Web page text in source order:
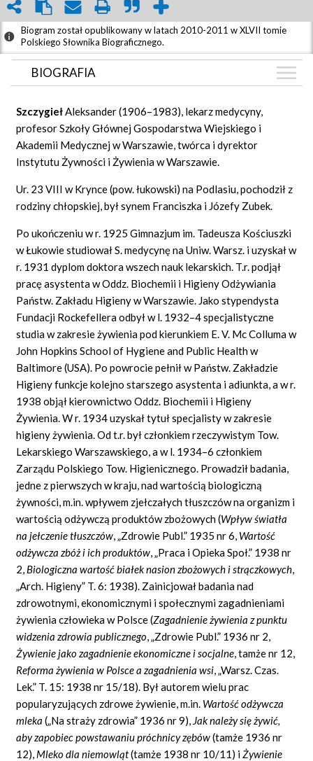
Biogram został opublikowany w latach 2010-2011 w XLVII tomie
Polskiego Słownika Biograficznego.
BIOGRAFIA
AUDIO (2)
GRAF POWIĄZAŃ
Mapa
SzczygiełAleksander (1906–1983), lekarz medycyny,
profesor Szkoły Głównej Gospodarstwa Wiejskiego i
Akademii Medycznej w Warszawie, twórca i dyrektor
Instytutu Żywności i Żywienia w Warszawie.
Ur. 23 VIII w Krynce (pow. łukowski) na Podlasiu, pochodził z
rodziny chłopskiej, był synem Franciszka i Józefy Zubek.
Po ukończeniu w r. 1925 Gimnazjum im. Tadeusza Kościuszki
w Łukowie studiował S. medycynę na Uniw. Warsz. i uzyskał w
r. 1931 dyplom doktora wszech nauk lekarskich. T.r. podjął
pracę asystenta w Oddz. Biochemii i Higieny Odżywiania
Państw. Zakładu Higieny w Warszawie. Jako stypendysta
Fundacji Rockefellera odbył w l. 1932–4 specjalistyczne
studia w zakresie żywienia pod kierunkiem E. V. Mc Colluma w
John Hopkins School of Hygiene and Public Health w
Baltimore (USA). Po powrocie pełnił w Państw. Zakładzie
Higieny funkcje kolejno starszego asystenta i adiunkta, a w r.
1938 objął kierownictwo Oddz. Biochemii i Higieny
Żywienia. W r. 1934 uzyskał tytuł specjalisty w zakresie
higieny żywienia. Od t.r. był członkiem rzeczywistym Tow.
Lekarskiego Warszawskiego, a w l. 1934–6 członkiem
Zarządu Polskiego Tow. Higienicznego. Prowadził badania,
jedne z pierwszych w kraju, nad wartością biologiczną
żywności, m.in. wpływem zjełczałych tłuszczów na organizm i
wartością odżywczą produktów zbożowych (Wpływ światła
na jełczenie tłuszczów, „Zdrowie Publ.” 1935 nr 6, Wartość
odżywcza zbóż i ich produktów, „Praca i Opieka Społ.” 1938 nr
2, Biologiczna wartość białek nasion zbożowych i strączkowych,
„Arch. Higieny” T. 6: 1938). Zainicjował badania nad
zdrowotnymi, ekonomicznymi i społecznymi zagadnieniami
żywienia człowieka w Polsce (Zagadnienie żywienia z punktu
widzenia zdrowia publicznego, „Zdrowie Publ.” 1936 nr 2,
Żywienie jako zagadnienie ekonomiczne i socjalne, tamże nr 12,
Reforma żywienia w Polsce a zagadnienia wsi, „Warsz. Czas.
Lek.” T. 15: 1938 nr 15/18). Był autorem wielu prac
popularyzujących zdrowe żywienie, m.in. Wartość odżywcza
mleka („Na straży zdrowia” 1936 nr 9), Jak należy się żywić,
aby zapobiec powstawaniu próchnicy zębów(tamże 1936 nr
12), Mleko dla niemowląt(tamże 1938 nr 10/11) iŻywienie